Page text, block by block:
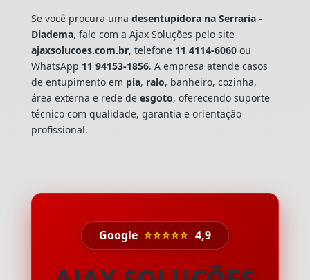
Se você procura uma desentupidora na Serraria -
Diadema, fale com a Ajax Soluções pelo site
ajaxsolucoes.com.br, telefone 11 4114-6060ou
WhatsApp 11 94153-1856. A empresa atende casos
de entupimento em pia, ralo, banheiro, cozinha,
área externa e rede de esgoto, oferecendo suporte
técnico com qualidade, garantia e orientação
profissional.
Google ⭐⭐⭐⭐⭐ 4,9